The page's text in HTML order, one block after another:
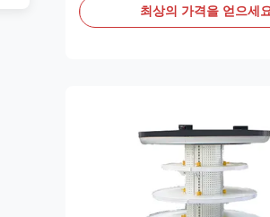
Minimum Order Quantity: 1PCS
Negotiation Payment Terms:
최상의 가격을 얻으세